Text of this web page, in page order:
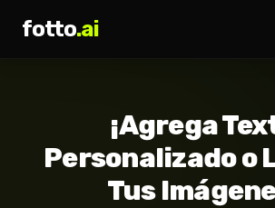
fotto.ai
INICIAR SESIÓN
¡Agrega
Personalizado o
Tus